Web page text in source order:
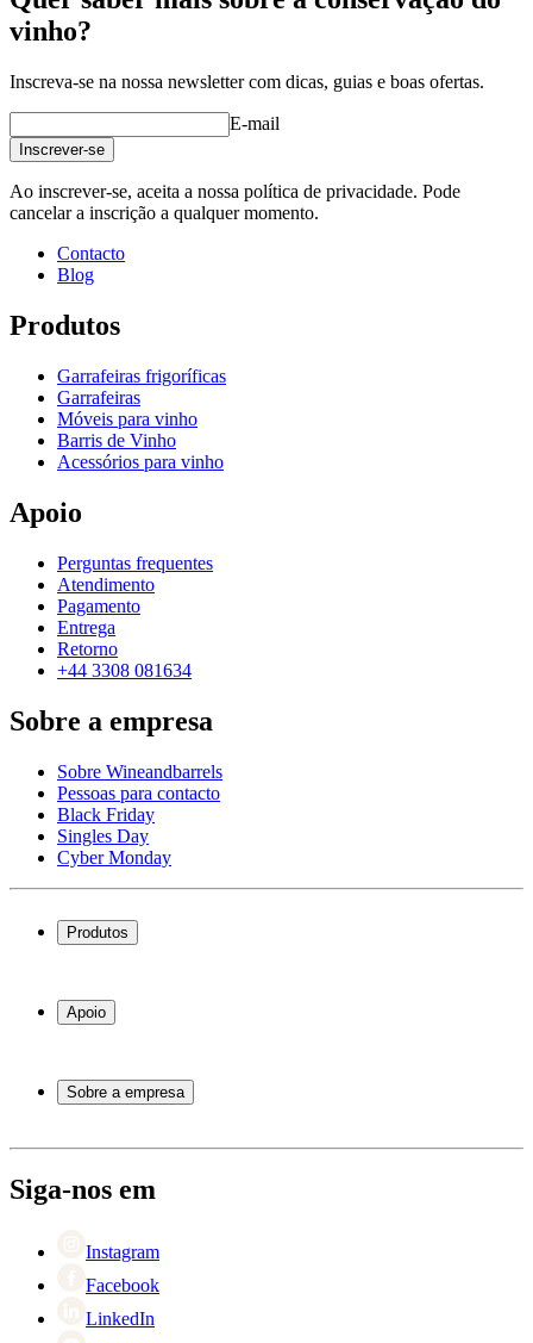
vinho?
Inscreva-se na nossa newsletter com dicas, guias e boas ofertas.
E-mail
Inscrever-se
Ao inscrever-se, aceita a nossa política de privacidade. Pode
cancelar a inscrição a qualquer momento.
Contacto
Blog
Produtos
Garrafeiras frigoríficas
Garrafeiras
Móveis para vinho
Barris de Vinho
Acessórios para vinho
Apoio
Perguntas frequentes
Atendimento
Pagamento
Entrega
Retorno
+44 3308 081634
Sobre a empresa
Sobre Wineandbarrels
Pessoas para contacto
Black Friday
Singles Day
Cyber Monday
Produtos
Garrafeiras
Móveis para vinho
Apoio
Atendimento
Pagamento
Retorno
Sobre a empresa
Black Friday
Singles Day
Siga-nos em
Instagram
Facebook
LinkedIn